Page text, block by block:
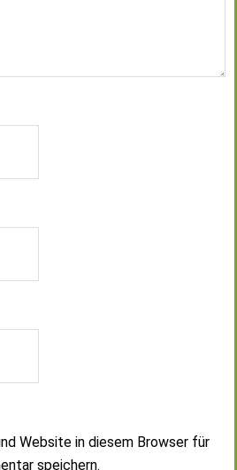
Website in diesem Browser für
speichern.